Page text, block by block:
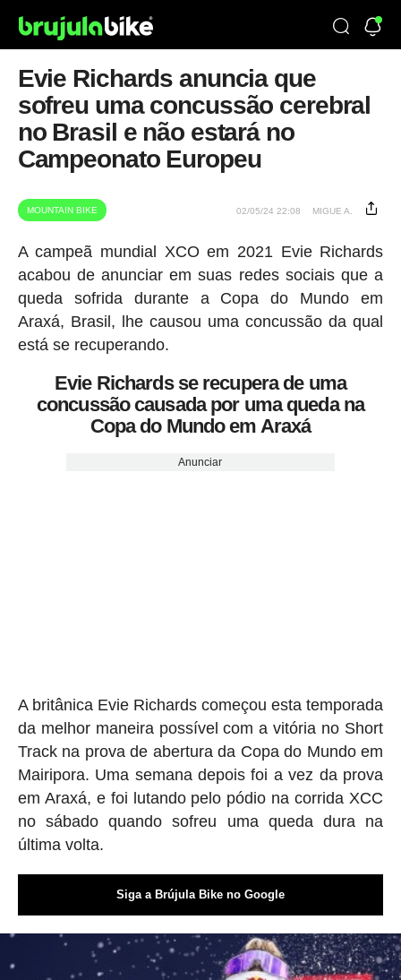
Evie Richards anuncia que
sofreu uma concussão cerebral
no Brasil e não estará no
Campeonato Europeu
MOUNTAIN BIKE 02/05/24 22:08 MIGUE A.
A campeã mundial XCO em 2021 Evie Richards
acabou de anunciar em suas redes sociais que a
queda sofrida durante a Copa do Mundo em
Araxá, Brasil, lhe causou uma concussão da qual
está se recuperando.
Evie Richards se recupera de uma
concussão causada por uma queda na
Copa do Mundo em Araxá
Anunciar
A britânica Evie Richards começou esta temporada
da melhor maneira possível com a vitória no Short
Track na prova de abertura da Copa do Mundo em
Mairipora. Uma semana depois foi a vez da prova
em Araxá, e foi lutando pelo pódio na corrida XCC
no sábado quando sofreu uma queda dura na
última volta.
Siga a Brújula Bike no Google